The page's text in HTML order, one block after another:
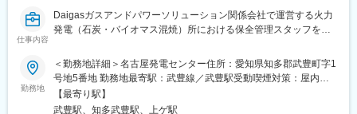
です。
修理や整備が完了しお客様に喜んで頂く事にやりがいを感じま
す。これまでの整備経験を活かしてお客様の車の整備をお願いし
■組織形態：
14名の整備士が活躍しています。
仕事内容
Daigasガスアンドパワーソリューション関係会社で運営する火力
発電（石炭・バイオマス混焼）所における保全管理スタッフを担
■職務の特徴：
・現在、14万9千kW(名古屋発電所)と隣接して11万kW発電プラン
ト(名古屋第二発電所)を操業しています。
・当設備は木質系バイオマス混焼を行っており、特に第二発電所
勤務地
＜勤務地詳細＞名古屋発電センター住所：愛知県知多郡武豊町字1
号地5番地 勤務地最寄駅：武豊線／武豊駅受動喫煙対策：屋内全
面禁煙変更の範囲：会社の定める事業所
【最寄り駅】
武豊駅、知多武豊駅、上ゲ駅